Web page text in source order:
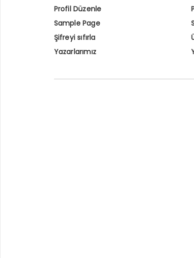
Profil Düzenle
Sample Page
Şifreyi sıfırla
Yazarlarımız